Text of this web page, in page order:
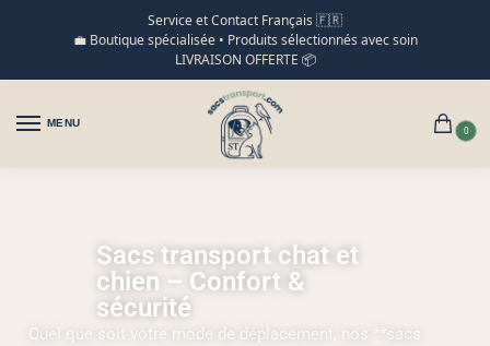
Service et Contact Français 🇫🇷
💼 Boutique spécialisée • Produits sélectionnés avec soin
LIVRAISON OFFERTE 📦
MENU
0
Sacs transport chat et
chien – Confort &
sécurité
Quel que soit votre mode de déplacement, nos **sacs